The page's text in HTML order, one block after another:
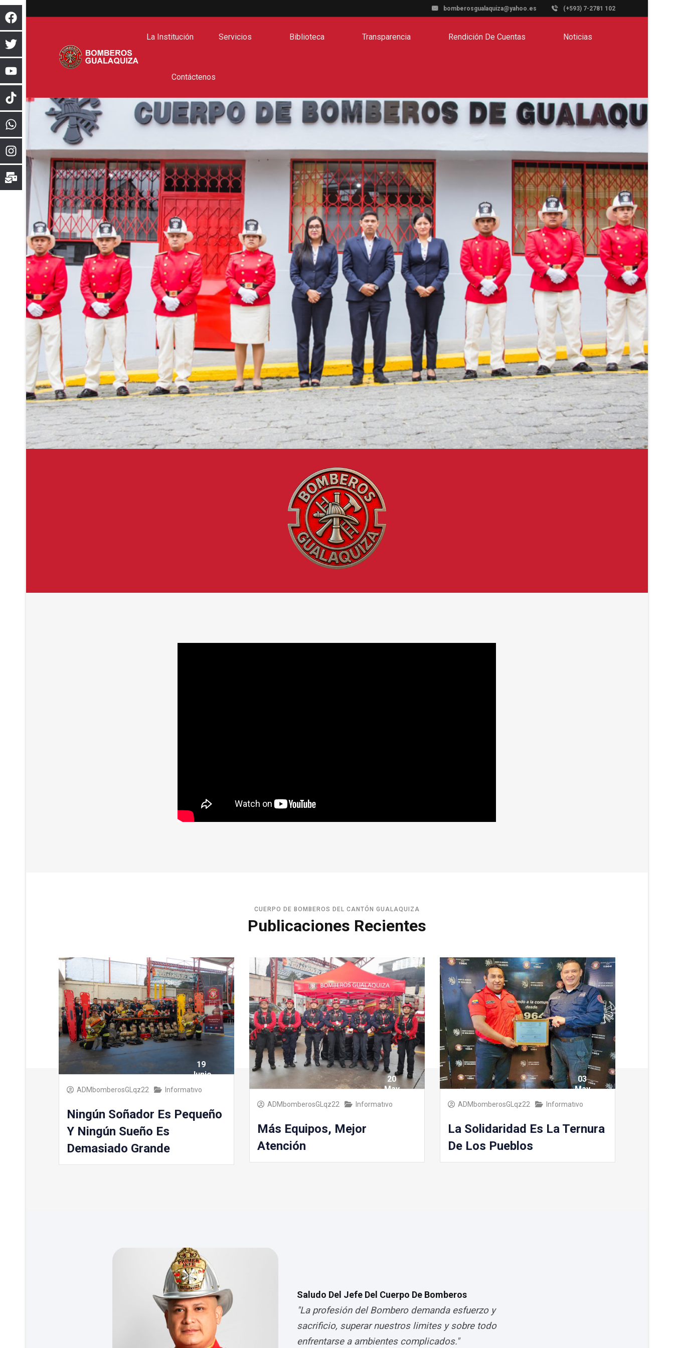
bomberosgualaquiza@yahoo.es (+593) 7-2781 102
La Institución Servicios Biblioteca Transparencia Rendición De Cuentas Noticias
Contáctenos
CUERPO DE BOMBEROS DEL CANTÓN GUALAQUIZA
Publicaciones Recientes
ADMbomberosGLqz22 Informativo
19
Junio
Ningún Soñador Es Pequeño
Y Ningún Sueño Es
Demasiado Grande
ADMbomberosGLqz22 Informativo
20
May
Más Equipos, Mejor
Atención
ADMbomberosGLqz22 Informativo
03
May
La Solidaridad Es La Ternura
De Los Pueblos
Saludo Del Jefe Del Cuerpo De Bomberos
"La profesión del Bombero demanda esfuerzo y
sacrificio, superar nuestros limites y sobre todo
enfrentarse a ambientes complicados."